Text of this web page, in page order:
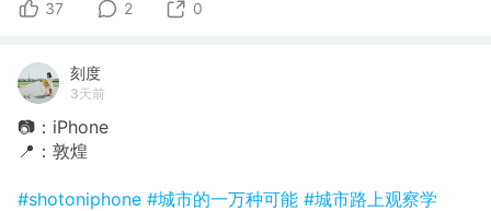
37 2 0
刻度
3天前
📷：iPhone
📍：敦煌
#shotoniphone #城市的一万种可能 #城市路上观察学